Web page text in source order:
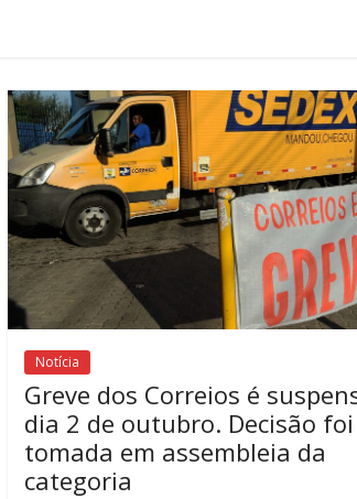
Notícia
Greve dos Correios é
dia 2 de outubro. Decisão foi
tomada em assembleia da
categoria